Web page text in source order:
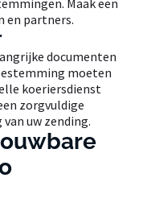
en partners.
documenten
moeten
koeriersdienst
zorgvuldige
uw zending.